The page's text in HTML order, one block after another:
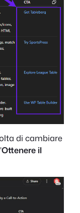
di cambiare
Ottenere il